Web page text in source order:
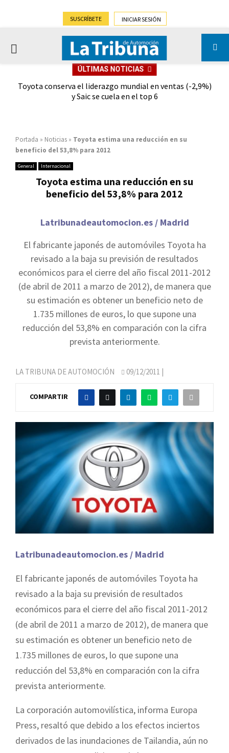
SUSCRÍBETE INICIAR SESIÓN
PRIMARY
ÚLTIMAS NOTICIAS
Toyota conserva el liderazgo mundial en ventas (-2,9%)
y Saic se cuela en el top 6
Portada » Noticias » Toyota estima una reducción en su
beneficio del 53,8% para 2012
General Internacional
Toyota estima una reducción en su
beneficio del 53,8% para 2012
Latribunadeautomocion.es / Madrid
El fabricante japonés de automóviles Toyota ha
revisado a la baja su previsión de resultados
económicos para el cierre del año fiscal 2011-2012
(de abril de 2011 a marzo de 2012), de manera que
su estimación es obtener un beneficio neto de
1.735 millones de euros, lo que supone una
reducción del 53,8% en comparación con la cifra
prevista anteriormente.
LA TRIBUNA DE AUTOMOCIÓN 09/12/2011 |
COMPARTIR
Latribunadeautomocion.es / Madrid
El fabricante japonés de automóviles Toyota ha
revisado a la baja su previsión de resultados
económicos para el cierre del año fiscal 2011-2012
(de abril de 2011 a marzo de 2012), de manera que
su estimación es obtener un beneficio neto de
1.735 millones de euros, lo que supone una
reducción del 53,8% en comparación con la cifra
prevista anteriormente.
La corporación automovilística, informa Europa
Press, resaltó que debido a los efectos inciertos
derivados de las inundaciones de Tailandia, aún no